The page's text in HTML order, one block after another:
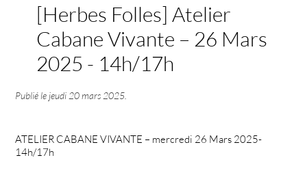
[Herbes Folles] Atelier
Cabane Vivante – 26 Mars
2025 - 14h/17h
Publié le jeudi 20 mars 2025
ATELIER CABANE VIVANTE – mercredi 26 Mars 2025-
14h/17h